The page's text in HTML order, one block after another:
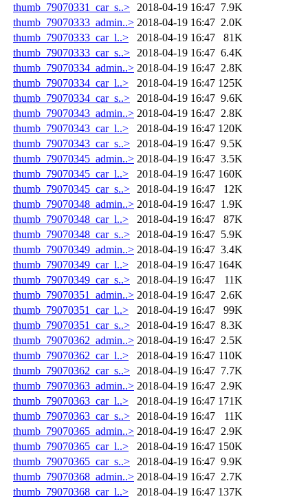
thumb_79070331_car_s..>
2018-04-19 16:47 7.9K
thumb_79070333_admin..> 2018-04-19 16:47 2.0K
thumb_79070333_car_l..>
2018-04-19 16:47
81K
thumb_79070333_car_s..>
2018-04-19 16:47 6.4K
thumb_79070334_admin..> 2018-04-19 16:47 2.8K
thumb_79070334_car_l..>
2018-04-19 16:47 125K
thumb_79070334_car_s..>
2018-04-19 16:47 9.6K
thumb_79070343_admin..> 2018-04-19 16:47 2.8K
thumb_79070343_car_l..>
2018-04-19 16:47 120K
thumb_79070343_car_s..>
2018-04-19 16:47 9.5K
thumb_79070345_admin..> 2018-04-19 16:47 3.5K
thumb_79070345_car_l..>
2018-04-19 16:47 160K
thumb_79070345_car_s..>
2018-04-19 16:47
12K
thumb_79070348_admin..> 2018-04-19 16:47 1.9K
thumb_79070348_car_l..>
2018-04-19 16:47
87K
thumb_79070348_car_s..>
2018-04-19 16:47 5.9K
thumb_79070349_admin..> 2018-04-19 16:47 3.4K
thumb_79070349_car_l..>
2018-04-19 16:47 164K
thumb_79070349_car_s..>
2018-04-19 16:47
11K
thumb_79070351_admin..> 2018-04-19 16:47 2.6K
thumb_79070351_car_l..>
2018-04-19 16:47
99K
thumb_79070351_car_s..>
2018-04-19 16:47 8.3K
thumb_79070362_admin..> 2018-04-19 16:47 2.5K
thumb_79070362_car_l..>
2018-04-19 16:47 110K
thumb_79070362_car_s..>
2018-04-19 16:47 7.7K
thumb_79070363_admin..> 2018-04-19 16:47 2.9K
thumb_79070363_car_l..>
2018-04-19 16:47 171K
thumb_79070363_car_s..>
2018-04-19 16:47
11K
thumb_79070365_admin..> 2018-04-19 16:47 2.9K
thumb_79070365_car_l..>
2018-04-19 16:47 150K
thumb_79070365_car_s..>
2018-04-19 16:47 9.9K
thumb_79070368_admin..> 2018-04-19 16:47 2.7K
thumb_79070368_car_l..>
2018-04-19 16:47 137K